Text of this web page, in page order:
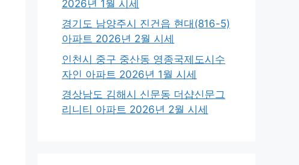
2026년 1월 시세
경기도 남양주시 진건읍 현대(816-5)
아파트 2026년 2월 시세
인천시 중구 중산동 영종국제도시수
자인 아파트 2026년 1월 시세
경상남도 김해시 신문동 더샵신문그
리니티 아파트 2026년 2월 시세